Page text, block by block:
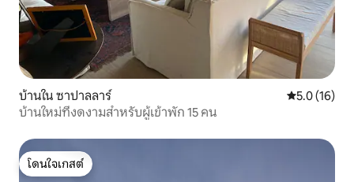
บ้านใน ซาปาลลาร์ คะแนนเฉลี่ย
5.0 (16)
บ้านใหม่ที่งดงามสำหรับผู้เข้าพัก 15 คน
โดนใจเกสต์
โดนใจเกสต์